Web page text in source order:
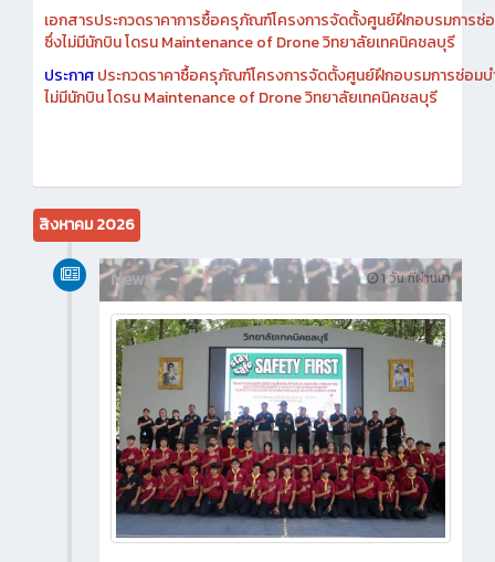
เอกสารประกวดราคาการซื้อครุภัณฑ์โครงการจัดตั้งศูนย์ฝึกอบรมการซ่
ซึ่งไม่มีนักบิน โดรน Maintenance of Drone วิทยาลัยเทคนิคชลบุรี
ประกาศประกวดราคาซื้อครุภัณฑ์โครงการจัดตั้งศูนย์ฝึกอบรมการซ่อมบ
ไม่มีนักบิน โดรน Maintenance of Drone วิทยาลัยเทคนิคชลบุรี
สิงหาคม 2026
1 วัน ที่ผ่านมา
News